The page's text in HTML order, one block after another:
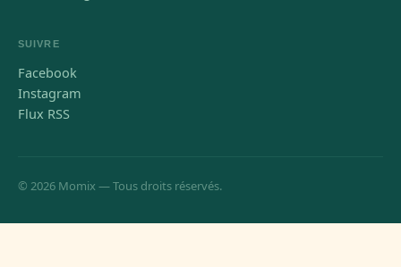
SUIVRE
Facebook
Instagram
Flux RSS
© 2026 Momix — Tous droits réservés.